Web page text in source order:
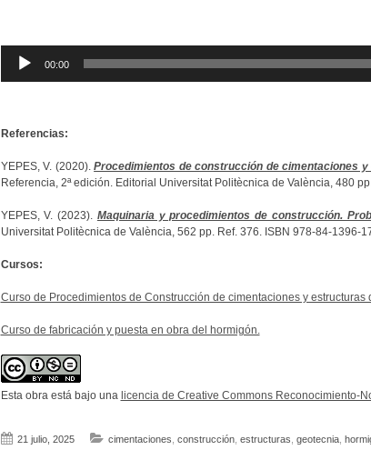
Reproductor
audio
00:00
Referencias:
YEPES, V. (2020).Procedimientos de construcción de cimentaciones
Referencia, 2ª edición. Editorial Universitat Politècnica de València, 480
YEPES, V. (2023). Maquinaria y procedimientos de construcción.
Universitat Politècnica de València, 562 pp. Ref. 376. ISBN 978-84-1396-
Cursos:
Curso de Procedimientos de Construcción de cimentaciones y
Curso de fabricación y puesta en obra del hormigón.
Esta obra está bajo una licencia de Creative Commons Reconocimiento-
21 julio, 2025 cimentaciones construcción, estructuras geotecnia,